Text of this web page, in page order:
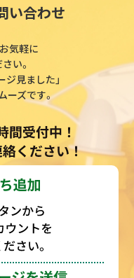
い合わせ
気軽に
い。
ジ見ました」
ーズです。